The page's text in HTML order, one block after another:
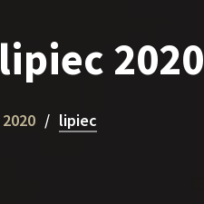
lipiec 2020
2020 lipiec